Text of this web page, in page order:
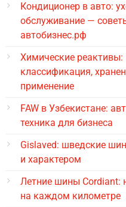
Кондиционер в авто:
обслуживание —
автобизнес.рф
Химические реактивы:
классификация,
применение
FAW в Узбекистане:
техника для бизнеса
Gislaved: шведские
и характером
Летние шины Cordiant:
на каждом километре